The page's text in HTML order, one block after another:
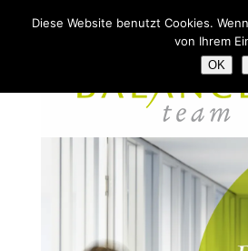
Tel. 07141 240499
Diese Website benutzt Cookies.
von Ihrem
OK